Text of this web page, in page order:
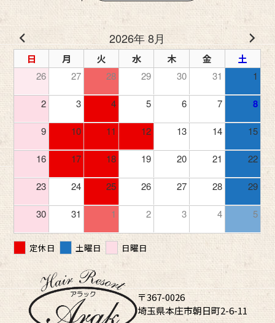
2026年 8月
日 月 火 水 木 金
土
26
27 28 29 30 31 1
2 3 4 5 6 7 8
9 10 11 12 13 14 15
16 17 18 19 20 21 22
23 24 25 26 27 28 29
30 31 1 2 3 4 5
定休日 土曜日 日曜日
〒367-0026
埼玉県本庄市朝日町2-6-11